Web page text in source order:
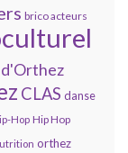
brico acteurs
CLAS danse
Hop Hip Hop
orthez